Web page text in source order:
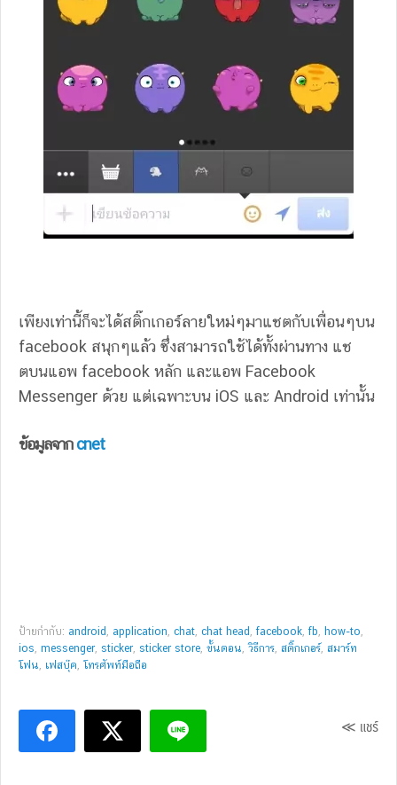
เพียงเท่านี้ก็จะได้สติ๊กเกอร์ลายใหม่ๆมาแชตกับเพื่อนๆบน
facebook สนุกๆแล้ว ซึ่งสามารถใช้ได้ทั้งผ่านทาง แช
ตบนแอพ facebook หลัก และแอพ Facebook
Messenger ด้วย แต่เฉพาะบน iOS และ Android เท่านั้น
ข้อมูลจากcnet
ป้ายกำกับ: android , application, chat, chat head ,facebook,fb, how-to,
ios, messenger, sticker, sticker store, ขั้นตอน,วิธีการ, สติ๊กเกอร์, สมาร์ท
โฟน, เฟสบุ๊ค, โทรศัพท์มือถือ
≪ แชร์